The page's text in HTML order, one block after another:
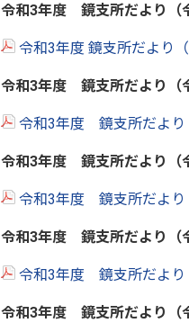
令和3年度 鏡支所だより（
令和3年度 鏡支所だより
令和3年度 鏡支所だより（
令和3年度 鏡支所だより
令和3年度 鏡支所だより（
令和3年度 鏡支所だより
令和3年度 鏡支所だより（
令和3年度 鏡支所だより
令和3年度 鏡支所だより（